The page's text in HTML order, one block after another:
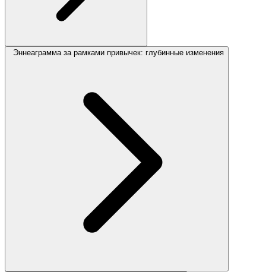
Эннеаграмма за рамками привычек: глубинные изменения